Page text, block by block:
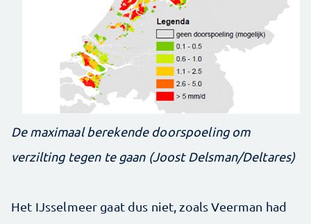
De maximaal berekende doorspoeling om
verzilting tegen te gaan (Joost Delsman/Deltares)
Het IJsselmeer gaat dus niet, zoals Veerman had